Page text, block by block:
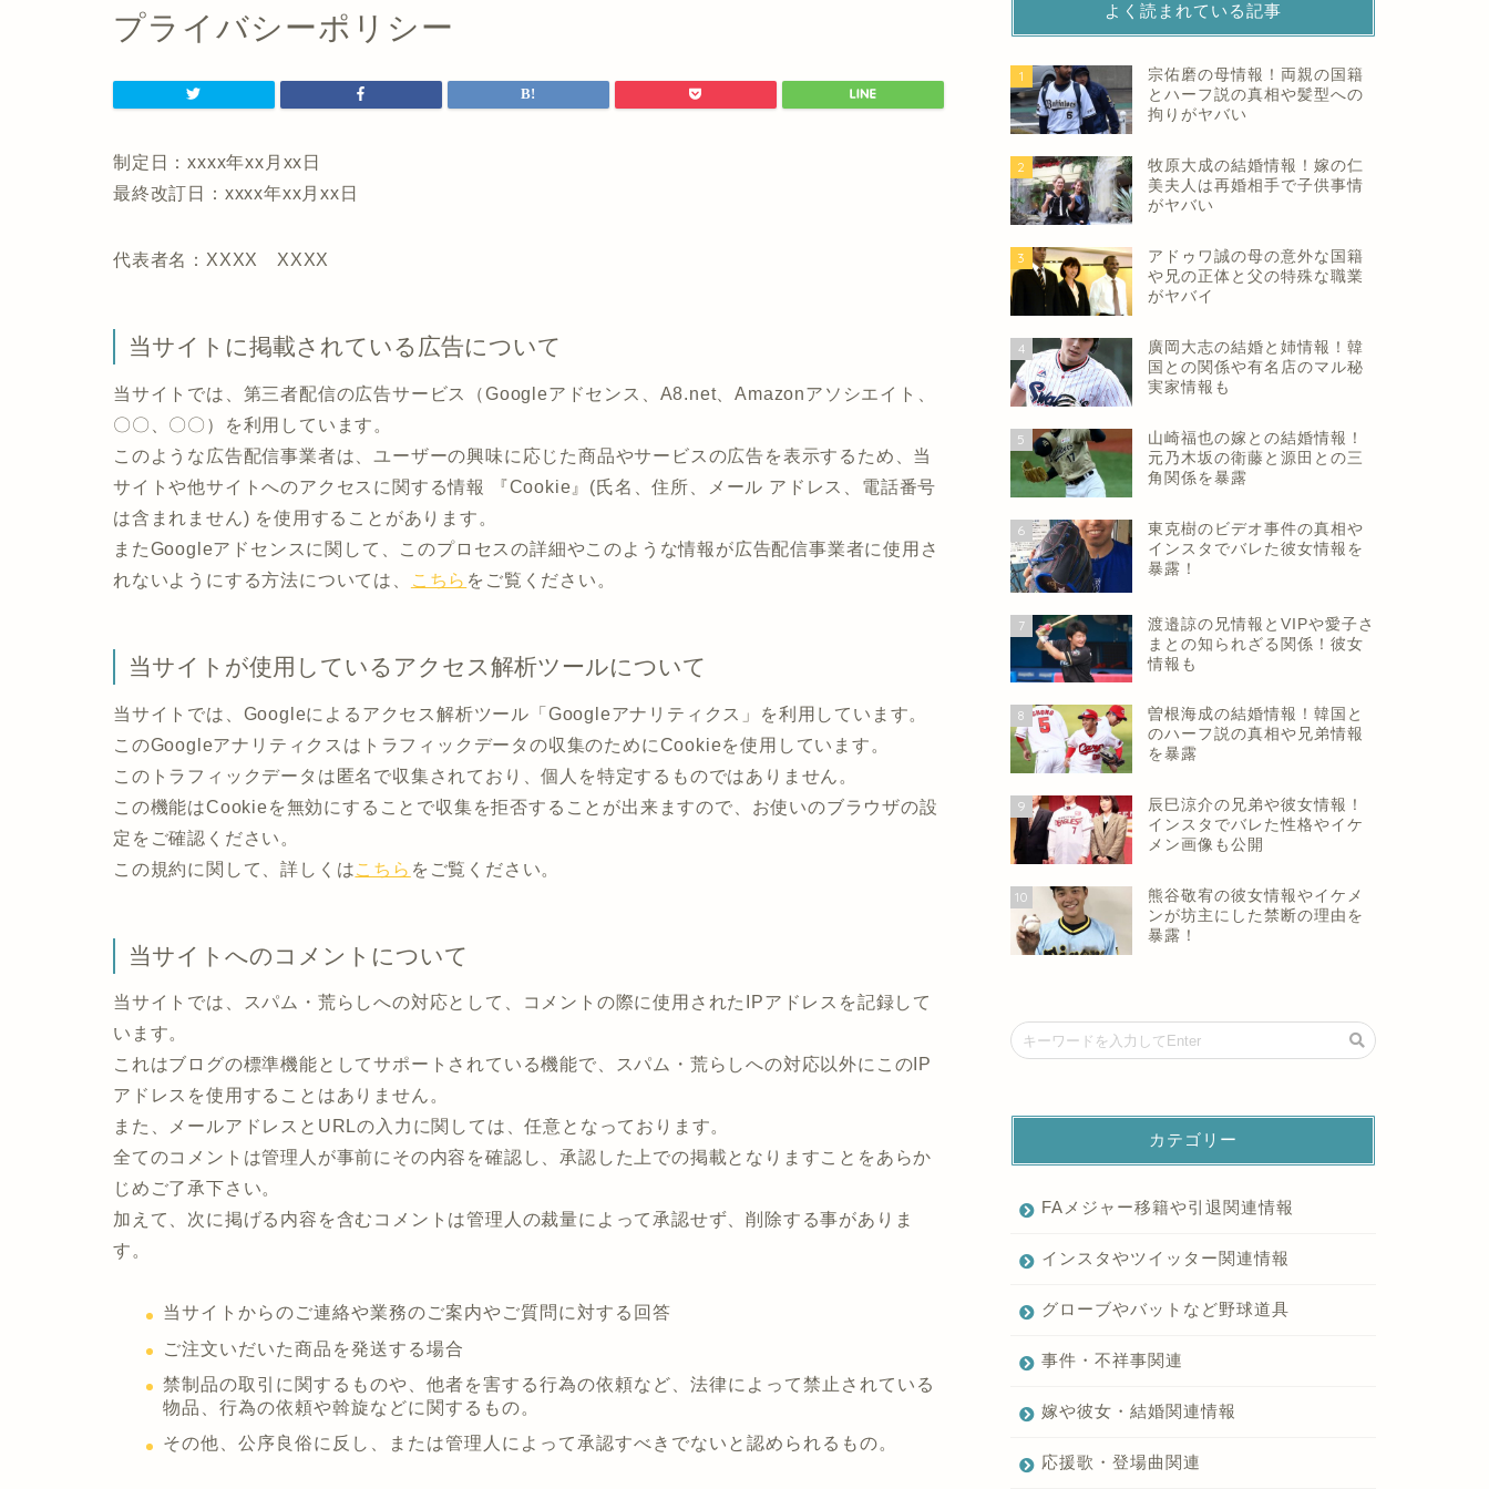
プライバシーポリシー
制定日：xxxx年xx月xx日
最終改訂日：xxxx年xx月xx日
代表者名：XXXX XXXX
当サイトに掲載されている広告について
当サイトでは、第三者配信の広告サービス（Googleアドセンス、A8.net、Amazonアソシエイト、
〇〇、〇〇）を利用しています。
このような広告配信事業者は、ユーザーの興味に応じた商品やサービスの広告を表示するため、当
サイトや他サイトへのアクセスに関する情報 『Cookie』(氏名、住所、メール アドレス、電話番号
は含まれません) を使用することがあります。
またGoogleアドセンスに関して、このプロセスの詳細やこのような情報が広告配信事業者に使用さ
れないようにする方法については、
こちら をご覧ください。
当サイトが使用しているアクセス解析ツールについて
当サイトでは、Googleによるアクセス解析ツール「Googleアナリティクス」を利用しています。
このGoogleアナリティクスはトラフィックデータの収集のためにCookieを使用しています。
このトラフィックデータは匿名で収集されており、個人を特定するものではありません。
この機能はCookieを無効にすることで収集を拒否することが出来ますので、お使いのブラウザの設
定をご確認ください。
この規約に関して、詳しくはこちら をご覧ください。
当サイトへのコメントについて
当サイトでは、スパム・荒らしへの対応として、コメントの際に使用されたIPアドレスを記録して
います。
これはブログの標準機能としてサポートされている機能で、スパム・荒らしへの対応以外にこのIP
アドレスを使用することはありません。
また、メールアドレスとURLの入力に関しては、任意となっております。
全てのコメントは管理人が事前にその内容を確認し、承認した上での掲載となりますことをあらか
じめご了承下さい。
加えて、次に掲げる内容を含むコメントは管理人の裁量によって承認せず、削除する事がありま
す。
当サイトからのご連絡や業務のご案内やご質問に対する回答
ご注文いだいた商品を発送する場合
禁制品の取引に関するものや、他者を害する行為の依頼など、法律によって禁止されている
物品、行為の依頼や斡旋などに関するもの。
その他、公序良俗に反し、または管理人によって承認すべきでないと認められるもの。
よく読まれている記事
1
宗佑磨の母情報！両親の国籍
とハーフ説の真相や髪型への
拘りがヤバい
2
牧原大成の結婚情報！嫁の仁
美夫人は再婚相手で子供事情
がヤバい
3
アドゥワ誠の母の意外な国籍
や兄の正体と父の特殊な職業
がヤバイ
4
廣岡大志の結婚と姉情報！韓
国との関係や有名店のマル秘
実家情報も
5
山崎福也の嫁との結婚情報！
元乃木坂の衛藤と源田との三
角関係を暴露
6
東克樹のビデオ事件の真相や
インスタでバレた彼女情報を
暴露！
7
渡邉諒の兄情報とVIPや愛子さ
まとの知られざる関係！彼女
情報も
8
曽根海成の結婚情報！韓国と
のハーフ説の真相や兄弟情報
を暴露
9
辰巳涼介の兄弟や彼女情報！
インスタでバレた性格やイケ
メン画像も公開
10
熊谷敬宥の彼女情報やイケメ
ンが坊主にした禁断の理由を
暴露！
カテゴリー
FAメジャー移籍や引退関連情報
インスタやツイッター関連情報
グローブやバットなど野球道具
事件・不祥事関連
嫁や彼女・結婚関連情報
応援歌・登場曲関連